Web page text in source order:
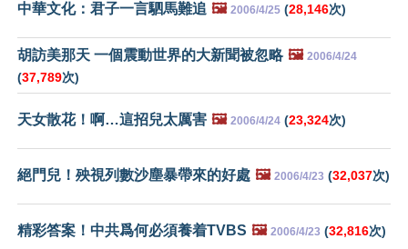
中華文化：君子一言駟馬難追 🖼️ 2006/4/25 (28,146次)
胡訪美那天 一個震動世界的大新聞被忽略 🖼️ 2006/4/24
(37,789次)
天女散花！啊…這招兒太厲害 🖼️ 2006/4/24 (23,324次)
絕門兒！殃視列數沙塵暴帶來的好處 🖼️ 2006/4/23 (32,037次)
精彩答案！中共爲何必須養着TVBS 🖼️ 2006/4/23 (32,816次)